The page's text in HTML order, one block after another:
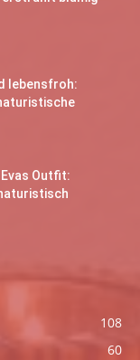
lebensfroh:
Outfit:
108
60